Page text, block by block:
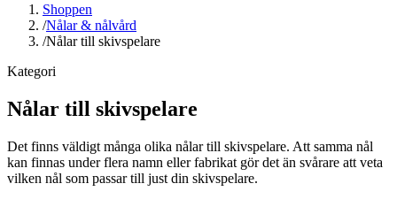
Shoppen
/Nålar & nålvård
/Nålar till skivspelare
Kategori
Nålar till skivspelare
Det finns väldigt många olika nålar till skivspelare. Att samma nål
kan finnas under flera namn eller fabrikat gör det än svårare att veta
vilken nål som passar till just din skivspelare.